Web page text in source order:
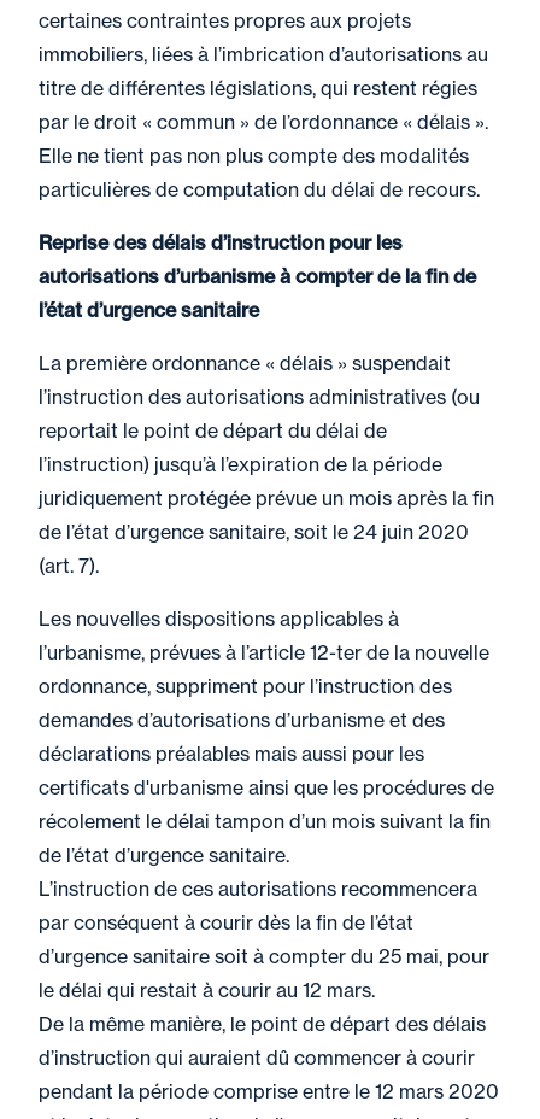
certaines contraintes propres aux projets
immobiliers, liées à l’imbrication d’autorisations au
titre de différentes législations, qui restent régies
par le droit « commun » de l’ordonnance « délais ».
Elle ne tient pas non plus compte des modalités
particulières de computation du délai de recours.
Reprise des délais d’instruction pour les
autorisations d’urbanisme à compter de la fin de
l’état d’urgence sanitaire
La première ordonnance « délais » suspendait
l’instruction des autorisations administratives (ou
reportait le point de départ du délai de
l’instruction) jusqu’à l’expiration de la période
juridiquement protégée prévue un mois après la fin
de l’état d’urgence sanitaire, soit le 24 juin 2020
(art. 7).
Les nouvelles dispositions applicables à
l’urbanisme, prévues à l’article 12-ter de la nouvelle
ordonnance, suppriment pour l’instruction des
demandes d’autorisations d’urbanisme et des
déclarations préalables mais aussi pour les
certificats d'urbanisme ainsi que les procédures de
récolement le délai tampon d’un mois suivant la fin
de l’état d’urgence sanitaire.
L’instruction de ces autorisations recommencera
par conséquent à courir dès la fin de l’état
d’urgence sanitaire soit à compter du 25 mai, pour
le délai qui restait à courir au 12 mars.
De la même manière, le point de départ des délais
d’instruction qui auraient dû commencer à courir
pendant la période comprise entre le 12 mars 2020